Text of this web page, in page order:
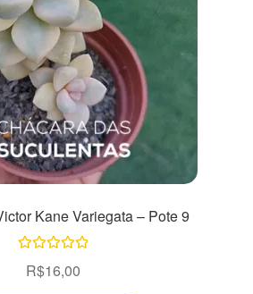
Kane Variegata – Pote 9
5.00 de 5
R$16,00